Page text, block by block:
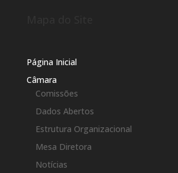
Página Inicial
Câmara
Comissões
Dados Abertos
Estrutura Organizacional
Mesa Diretora
Notícias